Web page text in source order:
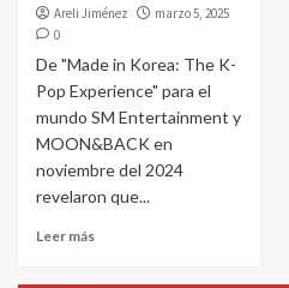
Areli Jiménez
marzo 5, 2025
0
De "Made in Korea: The K-
Pop Experience" para el
mundo SM Entertainment y
MOON&BACK en
noviembre del 2024
revelaron que...
Leer más